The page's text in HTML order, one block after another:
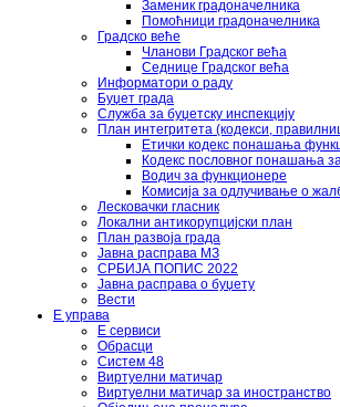
Заменик градоначелника
Помоћници градоначелника
Градско веће
Чланови Градског већа
Седнице Градског већа
Информатори о раду
Буџет града
Служба за буџетску инспекцију
План интегритета (кодекси,
Етички кодекс понашања
Кодекс пословног понашања
Водич за функционере
Комисија за одлучивање о
Лесковачки гласник
Локални антикорупцијски план
План развоја града
Јавна расправа МЗ
СРБИЈА ПОПИС 2022
Јавна расправа о буџету
Вести
Е управа
Е сервиси
Обрасци
Систем 48
Виртуелни матичар
Виртуелни матичар за иностранство